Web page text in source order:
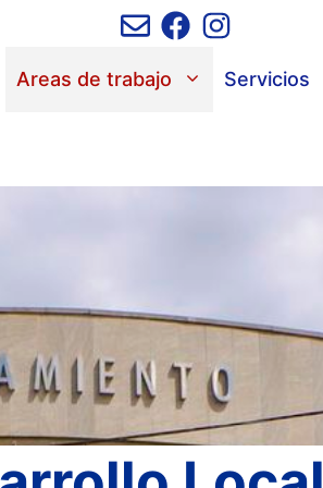
Areas de trabajo Servicios